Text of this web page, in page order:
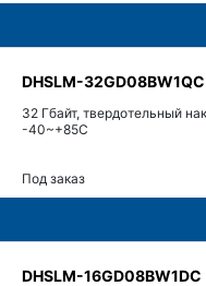
DHSLM-32GD08BW1QC
32 Гбайт, твердотельный
-40~+85C
Под заказ
DHSLM-16GD08BW1DC